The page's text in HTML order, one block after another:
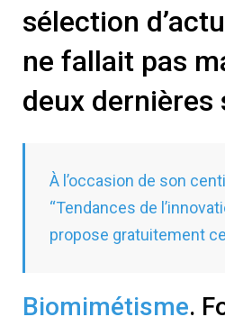
sélection
ne fallait pas
deux dernières
À l’occasion de son
“Tendances de
propose gratuitement
Biomimétisme.